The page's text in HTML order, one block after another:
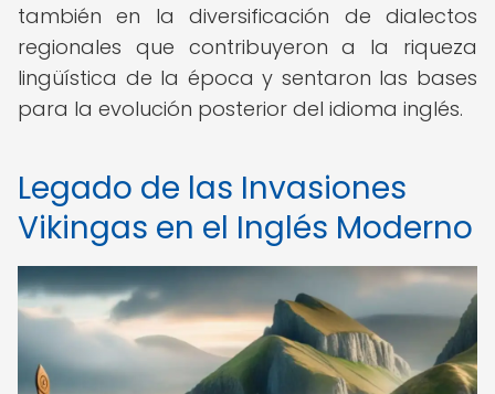
también en la diversificación de dialectos
regionales que contribuyeron a la riqueza
lingüística de la época y sentaron las bases
para la evolución posterior del idioma inglés.
Legado de las Invasiones
Vikingas en el Inglés Moderno